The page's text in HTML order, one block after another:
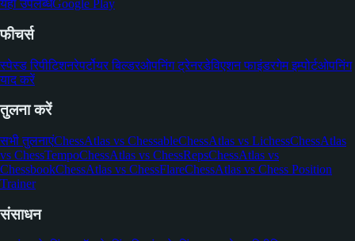
यहाँ उपलब्धGoogle Play
फीचर्स
स्पेस्ड रिपीटिशनरेपर्टोयर बिल्डरओपनिंग ट्रेनरडेविएशन फाइंडरगेम इम्पोर्टओपनिंग
याद करें
तुलना करें
सभी तुलनाएंChessAtlas vs ChessableChessAtlas vs LichessChessAtlas
vs ChessTempoChessAtlas vs ChessRepsChessAtlas vs
ChessbookChessAtlas vs ChessFlareChessAtlas vs Chess Position
Trainer
संसाधन